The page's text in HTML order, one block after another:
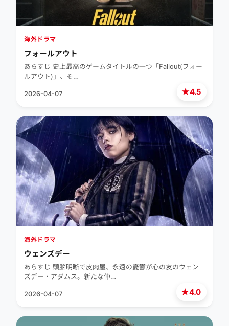
★4.5
海外ドラマ
フォールアウト
あらすじ 史上最高のゲームタイトルの一つ「Fallout(フォー
ルアウト)」、そ…
2026-04-07
★4.0
海外ドラマ
ウェンズデー
あらすじ 頭脳明晰で皮肉屋、永遠の憂鬱が心の友のウェン
ズデー・アダムス。新たな仲…
2026-04-07